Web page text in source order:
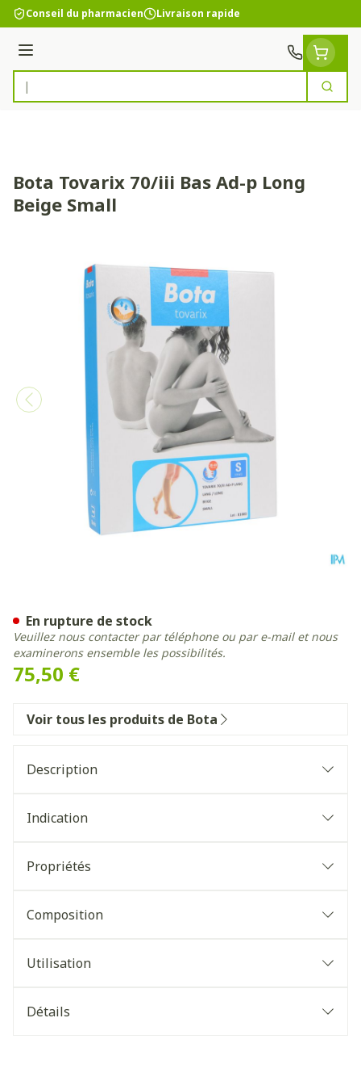
Aller au contenu
Conseil du pharmacien Livraison rapide
Menu
Rechercher
Bota Tovarix 70/iii Bas Ad-p Long
Beige Small
75,50 €
En rupture de stock
Veuillez nous contacter par téléphone ou par e-mail et nous
examinerons ensemble les possibilités.
Voir tous les produits de Bota
Description
Indication
Propriétés
Composition
Utilisation
Détails